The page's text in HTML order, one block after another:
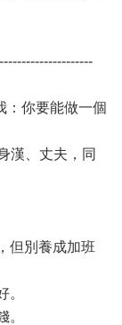
：你要能做一個
漢、丈夫，同
但別養成加班
。
。